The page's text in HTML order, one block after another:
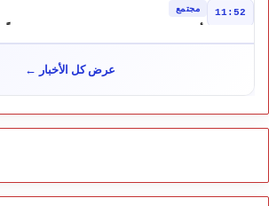
11:52 مجتمع
تأجيل محاكمة "إسكوبار الصحراء" استئنافياً
في حالة سراح
شوكي يعيد وعود الأحرار.. والمغاربة يطالبون
10:06 مجتمع
كارثة سبتة تتفاقم.. انتشال جثث جديدة
عرض كل الأخبار ←